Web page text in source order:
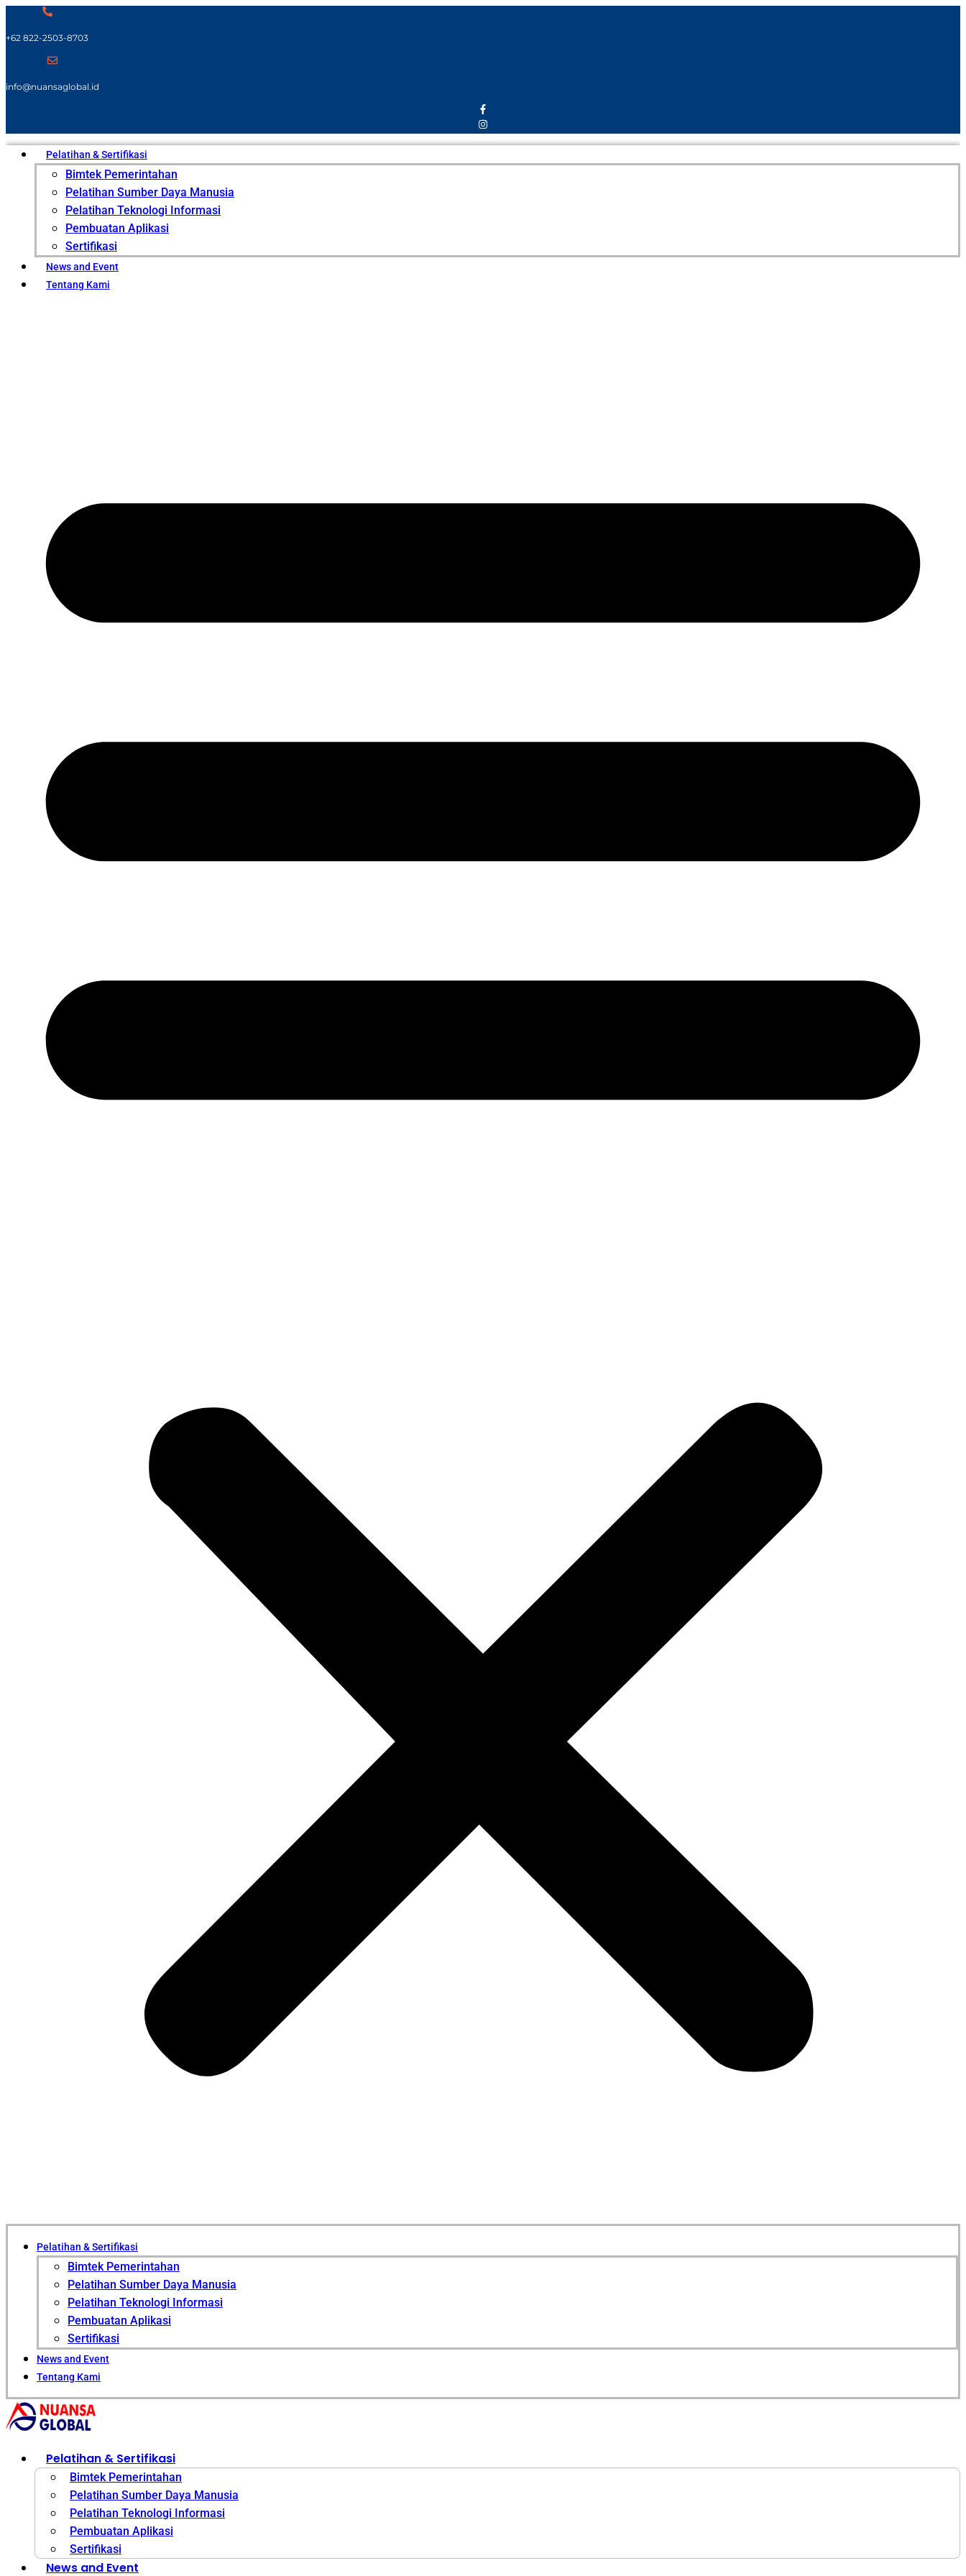
+62 822-2503-8703
info@nuansaglobal.id
Pelatihan & Sertifikasi
Bimtek Pemerintahan
Pelatihan Sumber Daya Manusia
Pelatihan Teknologi Informasi
Pembuatan Aplikasi
Sertifikasi
News and Event
Tentang Kami
Pelatihan & Sertifikasi
Bimtek Pemerintahan
Pelatihan Sumber Daya Manusia
Pelatihan Teknologi Informasi
Pembuatan Aplikasi
Sertifikasi
News and Event
Tentang Kami
Pelatihan & Sertifikasi
Bimtek Pemerintahan
Pelatihan Sumber Daya Manusia
Pelatihan Teknologi Informasi
Pembuatan Aplikasi
Sertifikasi
News and Event